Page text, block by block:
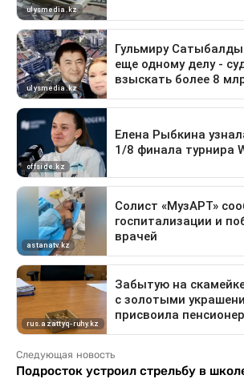
Следующая новость
Подросток устроил стрельбу в